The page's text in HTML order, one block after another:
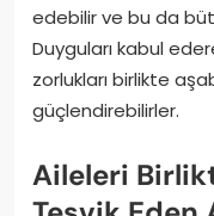
edebilir ve bu da
Duyguları kabul
zorlukları birlikte
güçlendirebilirler.
Aileleri